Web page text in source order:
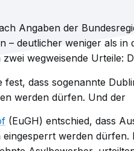
Angaben der
– deutlicher weniger als in
wegweisende Urteile:
fest, dass sogenannte
werden dürfen. Und der
(EuGH) entschied, dass
werden dürfen.